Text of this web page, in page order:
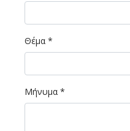
Θέμα *
Μήνυμα *